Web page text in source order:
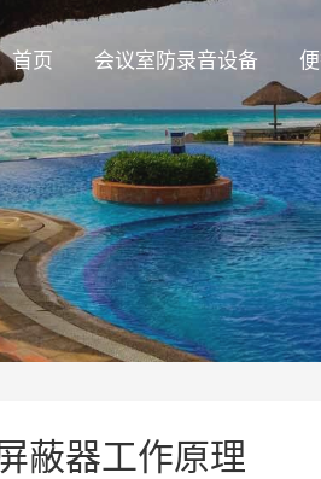
首页 会议室防录音设备
蔽器工作原理